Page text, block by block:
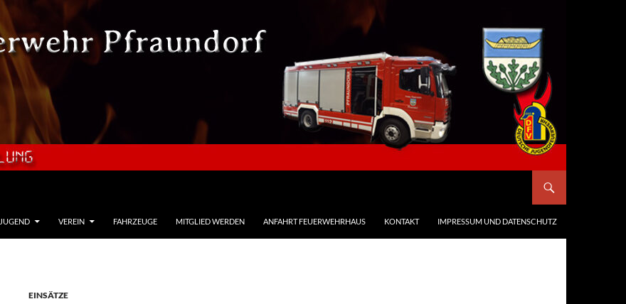
JUGEND VEREIN FAHRZEUGE MITGLIED WERDEN ANFAHRT FEUERWEHRHAUS KONTAKT IMPRESSUM UND DATENSCHUTZ
EINSÄTZE